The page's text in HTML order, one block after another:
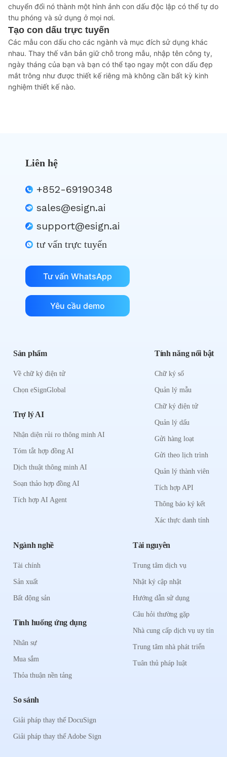
chuyển đổi nó thành một hình ảnh con dấu độc lập có thể tự do
thu phóng và sử dụng ở mọi nơi.
Tạo con dấu trực tuyến
Các mẫu con dấu cho các ngành và mục đích sử dụng khác
nhau. Thay thế văn bản giữ chỗ trong mẫu, nhập tên công ty,
ngày tháng của bạn và bạn có thể tạo ngay một con dấu đẹp
mắt trông như được thiết kế riêng mà không cần bất kỳ kinh
nghiệm thiết kế nào.
Liên hệ
+852-69190348
sales@esign.ai
support@esign.ai
tư vấn trực tuyến
Tư vấn WhatsApp
Yêu cầu demo
Sản phẩm
Về chữ ký điện tử
Chọn eSignGlobal
Trợ lý AI
Nhận diện rủi ro thông minh AI
Tóm tắt hợp đồng AI
Dịch thuật thông minh AI
Soạn thảo hợp đồng AI
Tích hợp AI Agent
Tính năng nổi bật
Chữ ký số
Quản lý mẫu
Chữ ký điện tử
Quản lý dấu
Gửi hàng loạt
Gửi theo lịch trình
Quản lý thành viên
Tích hợp API
Thông báo ký kết
Xác thực danh tính
Ngành nghề
Tài chính
Sản xuất
Bất động sản
Tình huống ứng dụng
Nhân sự
Mua sắm
Thỏa thuận nền tảng
So sánh
Giải pháp thay thế DocuSign
Giải pháp thay thế Adobe Sign
Tài nguyên
Trung tâm dịch vụ
Nhật ký cập nhật
Hướng dẫn sử dụng
Câu hỏi thường gặp
Nhà cung cấp dịch vụ uy tín
Trung tâm nhà phát triển
Tuân thủ pháp luật